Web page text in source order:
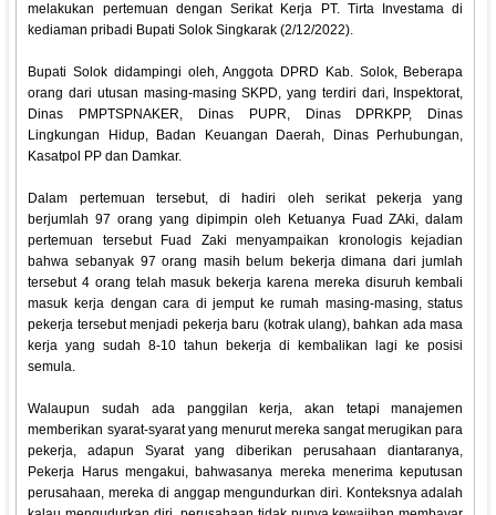
melakukan pertemuan dengan Serikat Kerja PT. Tirta Investama di
kediaman pribadi Bupati Solok Singkarak (2/12/2022).
Bupati Solok didampingi oleh, Anggota DPRD Kab. Solok, Beberapa
orang dari utusan masing-masing SKPD, yang terdiri dari, Inspektorat,
Dinas PMPTSPNAKER, Dinas PUPR, Dinas DPRKPP, Dinas
Lingkungan Hidup, Badan Keuangan Daerah, Dinas Perhubungan,
Kasatpol PP dan Damkar.
Dalam pertemuan tersebut, di hadiri oleh serikat pekerja yang
berjumlah 97 orang yang dipimpin oleh Ketuanya Fuad ZAki, dalam
pertemuan tersebut Fuad Zaki menyampaikan kronologis kejadian
bahwa sebanyak 97 orang masih belum bekerja dimana dari jumlah
tersebut 4 orang telah masuk bekerja karena mereka disuruh kembali
masuk kerja dengan cara di jemput ke rumah masing-masing, status
pekerja tersebut menjadi pekerja baru (kotrak ulang), bahkan ada masa
kerja yang sudah 8-10 tahun bekerja di kembalikan lagi ke posisi
semula.
Walaupun sudah ada panggilan kerja, akan tetapi manajemen
memberikan syarat-syarat yang menurut mereka sangat merugikan para
pekerja, adapun Syarat yang diberikan perusahaan diantaranya,
Pekerja Harus mengakui, bahwasanya mereka menerima keputusan
perusahaan, mereka di anggap mengundurkan diri. Konteksnya adalah